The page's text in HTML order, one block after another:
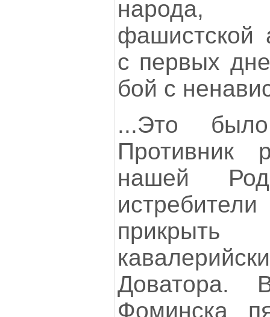
народа,
фашистской
с первых
бой с
...Это
Противник
нашей
Доватора.
Фоминска